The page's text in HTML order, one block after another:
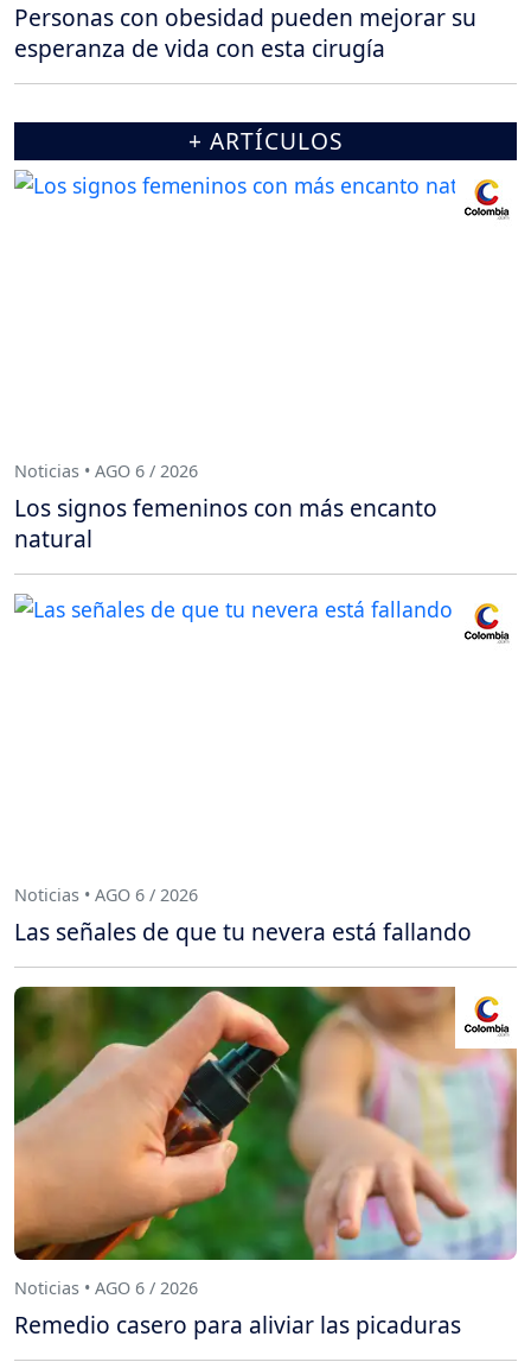
Personas con obesidad pueden mejorar su
esperanza de vida con esta cirugía
+ ARTÍCULOS
Noticias • AGO 6 / 2026
Los signos femeninos con más encanto
natural
Noticias • AGO 6 / 2026
Las señales de que tu nevera está fallando
Noticias • AGO 6 / 2026
Remedio casero para aliviar las picaduras